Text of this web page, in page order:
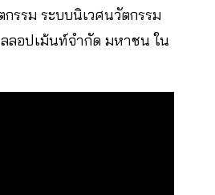
รรม ระบบนิเวศนวัตกรรม
ลอปเม้นท์จำกัด มหาชน ใน